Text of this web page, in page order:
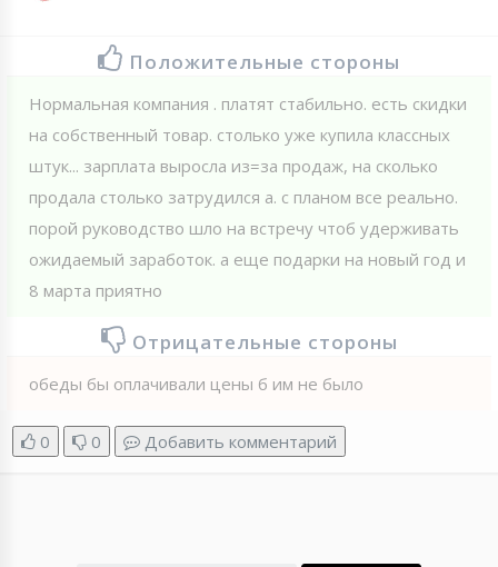
Положительные стороны
Нормальная компания . платят стабильно. есть скидки
на собственный товар. столько уже купила классных
штук... зарплата выросла из=за продаж, на сколько
продала столько затрудился а. с планом все реально.
порой руководство шло на встречу чтоб удерживать
ожидаемый заработок. а еще подарки на новый год и
8 марта приятно
Отрицательные стороны
обеды бы оплачивали цены б им не было
0 0 Добавить комментарий